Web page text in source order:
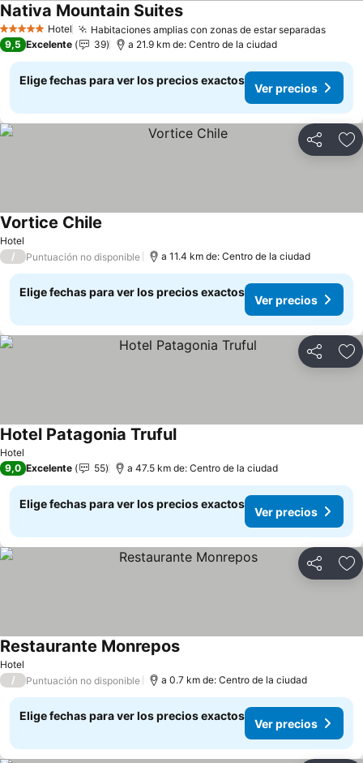
5 Estrellas Hotel Habitaciones amplias con zonas de estar separadasVer
Nativa Mountain SuitesVer precios
9,5 Excelente 39 a 21.9 km de: Centro de la ciudad
Elige fechas para ver los precios exactos
Ver precios
Compartir
Hotel
Vortice Chile
/ Puntuación no disponible a 11.4 km de: Centro de la ciudad
Elige fechas para ver los precios exactos
Ver precios
Compartir
Hotel
Hotel Patagonia TrufulVer precios
9,0 Excelente 55 a 47.5 km de: Centro de la ciudad
Elige fechas para ver los precios exactos
Ver precios
Compartir
Hotel
Restaurante MonreposVer precios
/ Puntuación no disponible a 0.7 km de: Centro de la ciudad
Elige fechas para ver los precios exactos
Ver precios